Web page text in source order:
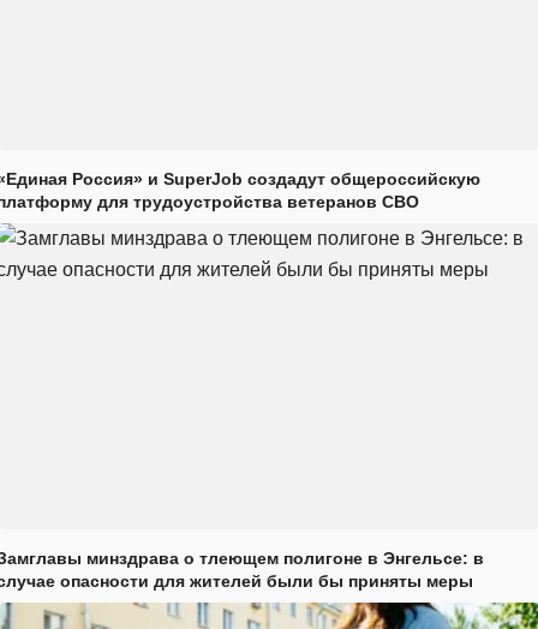
Россия» и SuperJob создадут общероссийскую
для трудоустройства ветеранов СВО
минздрава о тлеющем полигоне в Энгельсе: в
опасности для жителей были бы приняты меры